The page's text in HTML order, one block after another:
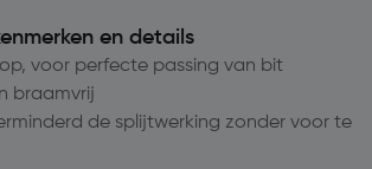
en details
voor perfecte passing van bit
braamvrij
de splijtwerking zonder voor te